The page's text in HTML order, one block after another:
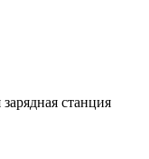
станция